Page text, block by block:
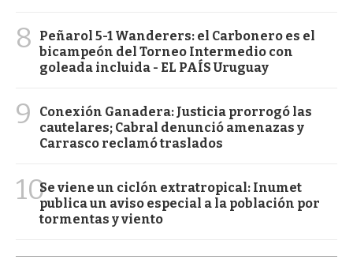
8
Peñarol 5-1 Wanderers: el Carbonero es el
bicampeón del Torneo Intermedio con
goleada incluida - EL PAÍS Uruguay
9
Conexión Ganadera: Justicia prorrogó las
cautelares; Cabral denunció amenazas y
Carrasco reclamó traslados
10Se viene un ciclón extratropical: Inumet
publica un aviso especial a la población por
tormentas y viento